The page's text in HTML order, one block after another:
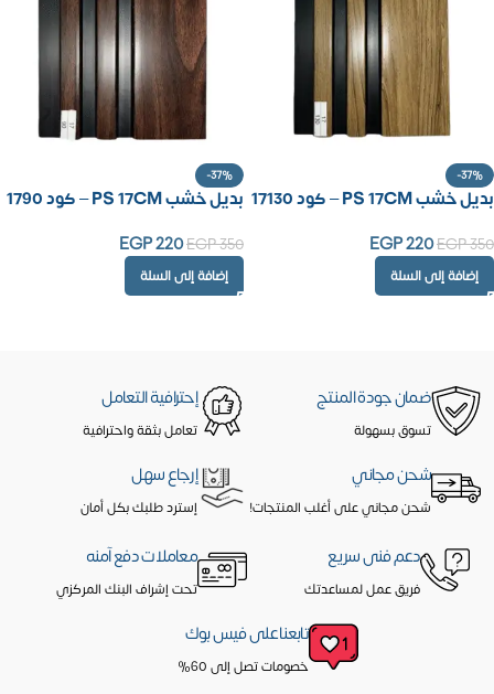
-37%
بديل خشب PS 17CM – كود 17130
EGP350
EGP220
إضافة إلى السلة
-37%
بديل خشب PS 17CM – كود 1790
EGP350
EGP220
إضافة إلى السلة
ضمان جودة المنتج
تسوق بسهولة
إحترافية التعامل
تعامل بثقة واحترافية
شحن مجاني
شحن مجاني على أغلب المنتجات!
إرجاع سهل
إسترد طلبك بكل أمان
دعم فنى سريع
فريق عمل لمساعدتك
معاملات دفع آمنه
تحت إشراف البنك المركزي
تابعنا على فيس بوك
خصومات تصل إلى 60%